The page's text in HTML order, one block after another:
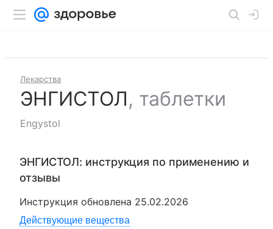
Лекарства
ЭНГИСТОЛ, таблетки
Engystol
ЭНГИСТОЛ: инструкция по применению и
отзывы
Инструкция обновлена 25.02.2026
Действующие вещества